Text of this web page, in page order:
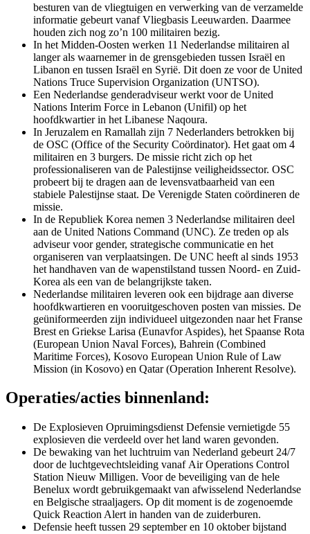
besturen van de vliegtuigen en verwerking van de verzamelde
informatie gebeurt vanaf Vliegbasis Leeuwarden. Daarmee
houden zich nog zo’n 100 militairen bezig.
In het Midden-Oosten werken 11 Nederlandse militairen al
langer als waarnemer in de grensgebieden tussen Israël en
Libanon en tussen Israël en Syrië. Dit doen ze voor de United
Nations Truce Supervision Organization (UNTSO).
Een Nederlandse genderadviseur werkt voor de United
Nations Interim Force in Lebanon (Unifil) op het
hoofdkwartier in het Libanese Naqoura.
In Jeruzalem en Ramallah zijn 7 Nederlanders betrokken bij
de OSC (Office of the Security Coördinator). Het gaat om 4
militairen en 3 burgers. De missie richt zich op het
professionaliseren van de Palestijnse veiligheidssector. OSC
probeert bij te dragen aan de levensvatbaarheid van een
stabiele Palestijnse staat. De Verenigde Staten coördineren de
missie.
In de Republiek Korea nemen 3 Nederlandse militairen deel
aan de United Nations Command (UNC). Ze treden op als
adviseur voor gender, strategische communicatie en het
organiseren van verplaatsingen. De UNC heeft al sinds 1953
het handhaven van de wapenstilstand tussen Noord- en Zuid-
Korea als een van de belangrijkste taken.
Nederlandse militairen leveren ook een bijdrage aan diverse
hoofdkwartieren en vooruitgeschoven posten van missies. De
geüniformeerden zijn individueel uitgezonden naar het Franse
Brest en Griekse Larisa (Eunavfor Aspides), het Spaanse Rota
(European Union Naval Forces), Bahrein (Combined
Maritime Forces), Kosovo European Union Rule of Law
Mission (in Kosovo) en Qatar (Operation Inherent Resolve).
Operaties/acties binnenland:
De Explosieven Opruimingsdienst Defensie vernietigde 55
explosieven die verdeeld over het land waren gevonden.
De bewaking van het luchtruim van Nederland gebeurt 24/7
door de luchtgevechtsleiding vanaf Air Operations Control
Station Nieuw Milligen. Voor de beveiliging van de hele
Benelux wordt gebruikgemaakt van afwisselend Nederlandse
en Belgische straaljagers. Op dit moment is de zogenoemde
Quick Reaction Alert in handen van de zuiderburen.
Defensie heeft tussen 29 september en 10 oktober bijstand